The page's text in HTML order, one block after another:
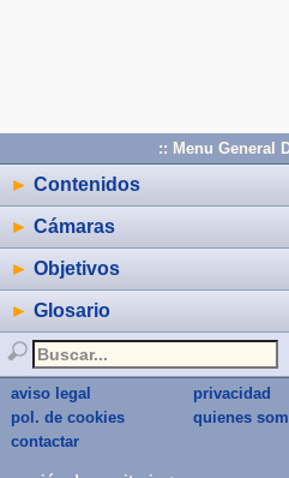
:: Menu General
► Contenidos
► Cámaras
► Objetivos
► Glosario
aviso legal
privacidad
pol. de cookies
quienes
contactar